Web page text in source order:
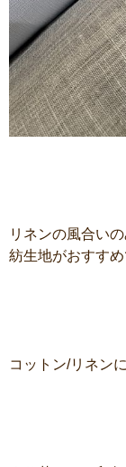
リネンの風合い
紡生地がおすすめ
コットン/リネン